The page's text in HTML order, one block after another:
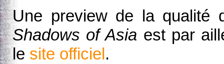
Une preview de la qualité
Shadows of Asia est par
le site officiel.